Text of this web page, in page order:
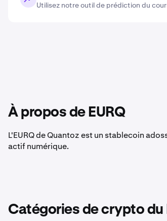
Utilisez notre outil de prédiction du
À propos de EURQ
L'EURQ de Quantoz est un stablecoin
actif numérique.
Catégories de crypto du